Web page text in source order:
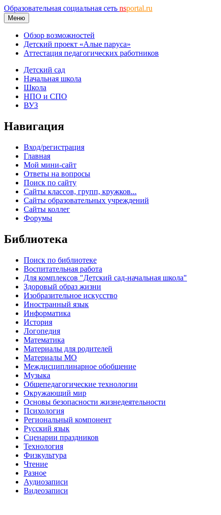
Образовательная социальная сеть nsportal.ru
Меню
Обзор возможностей
Детский проект «Алые паруса»
Аттестация педагогических работников
Детский сад
Начальная школа
Школа
НПО и СПО
ВУЗ
Навигация
Вход/регистрация
Главная
Мой мини-сайт
Ответы на вопросы
Поиск по сайту
Сайты классов, групп, кружков...
Сайты образовательных учреждений
Сайты коллег
Форумы
Библиотека
Поиск по библиотеке
Воспитательная работа
Для комплексов "Детский сад-начальная школа"
Здоровый образ жизни
Изобразительное искусство
Иностранный язык
Информатика
История
Логопедия
Математика
Материалы для родителей
Материалы МО
Междисциплинарное обобщение
Музыка
Общепедагогические технологии
Окружающий мир
Основы безопасности жизнедеятельности
Психология
Региональный компонент
Русский язык
Сценарии праздников
Технология
Физкультура
Чтение
Разное
Аудиозаписи
Видеозаписи